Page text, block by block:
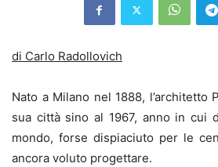
di Carlo Radollovich
Nato a Milano nel 1888, l’architetto
sua città sino al 1967, anno in cui
mondo, forse dispiaciuto per le
ancora voluto progettare.